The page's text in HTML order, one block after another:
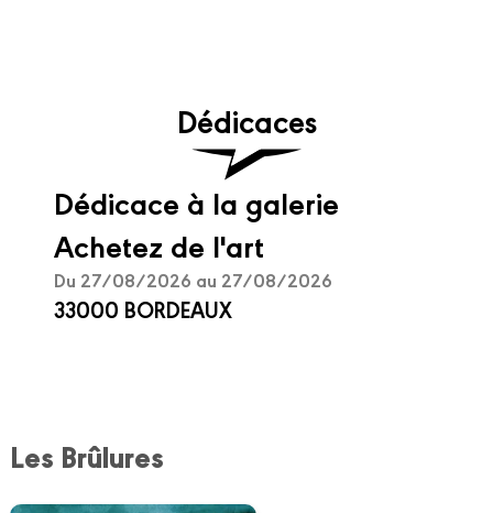
Dédicaces
Dédicace à la galerie
Achetez de l'art
Du 27/08/2026 au 27/08/2026
33000 BORDEAUX
Les Brûlures